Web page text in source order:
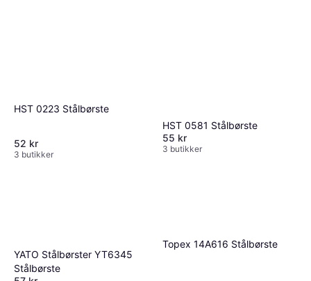
HST 0223 Stålbørste
52 kr
3 butikker
HST 0581 Stålbørste
55 kr
3 butikker
YATO Stålbørster YT6345
Stålbørste
Topex 14A616 Stålbørste